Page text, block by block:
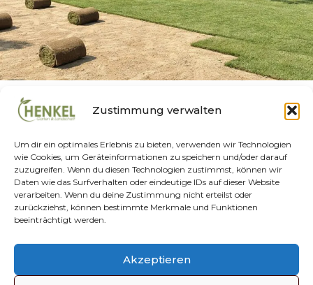
Zustimmung verwalten
Um dir ein optimales Erlebnis zu bieten, verwenden wir Technologien
wie Cookies, um Geräteinformationen zu speichern und/oder darauf
zuzugreifen. Wenn du diesen Technologien zustimmst, können wir
Daten wie das Surfverhalten oder eindeutige IDs auf dieser Website
verarbeiten. Wenn du deine Zustimmung nicht erteilst oder
zurückziehst, können bestimmte Merkmale und Funktionen
beeinträchtigt werden.
Akzeptieren
ROLLRASEN VERLEGEN
Rollrasen verlegen
VonMarius Euskirchen Juli 1, 2026
Rollrasen verlegen in Köln
WEITERLESENROLLRASEN
Impressum